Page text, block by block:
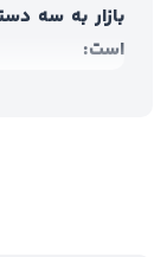
بازار به سه
است:
کتان، پشمی و
• پارچه‌‌هایی
• پارچه‌‌های